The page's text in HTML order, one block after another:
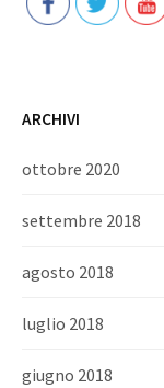
ARCHIVI
ottobre 2020
settembre 2018
agosto 2018
luglio 2018
giugno 2018